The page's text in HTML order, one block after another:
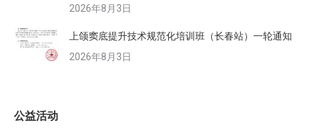
2026年8月3日
上颌窦底提升技术规范化培训班（长春站）一轮通知
2026年8月3日
公益活动